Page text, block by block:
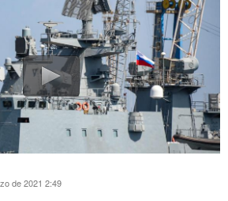
http://twitter.com/nexo_latino
de 2021 2:49